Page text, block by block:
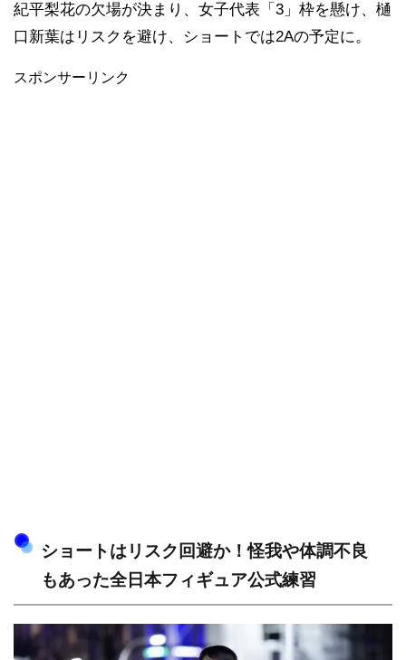
紀平梨花の欠場が決まり、女子代表「3」枠を懸け、樋
口新葉はリスクを避け、ショートでは2Aの予定に。
スポンサーリンク
ショートはリスク回避か！怪我や体調不良
もあった全日本フィギュア公式練習